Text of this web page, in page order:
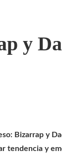
y
Bizarrap y
tendencia y